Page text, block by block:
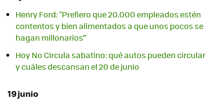
Henry Ford: "Prefiero que 20.000 empleados estén
contentos y bien alimentados a que unos pocos se
hagan millonarios”
Hoy No Circula sabatino: qué autos pueden circular
y cuáles descansan el 20 de junio
19 junio